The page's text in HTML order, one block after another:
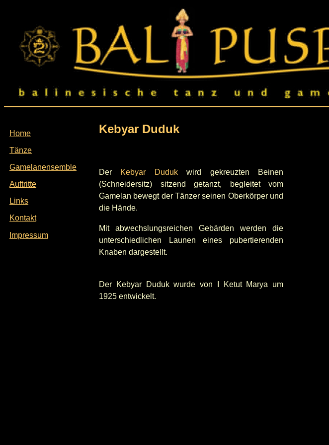
Home
Tänze
Gamelanensemble
Auftritte
Links
Kontakt
Impressum
Kebyar Duduk
Der Kebyar Dudukwird gekreuzten Beinen
(Schneidersitz) sitzend getanzt, begleitet vom
Gamelan bewegt der Tänzer seinen Oberkörper und
die Hände.
Mit abwechslungsreichen Gebärden werden die
unterschiedlichen Launen eines pubertierenden
Knaben dargestellt.
Der Kebyar Duduk wurde von I Ketut Marya um
1925 entwickelt.